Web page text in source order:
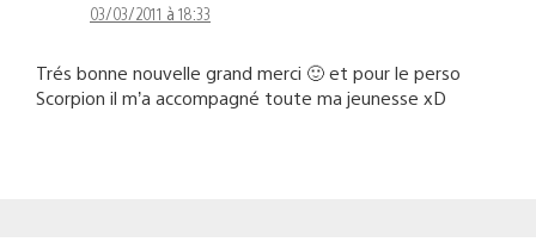
03/03/2011 à 18:33
Trés bonne nouvelle grand merci 🙂 et pour le perso
Scorpion il m’a accompagné toute ma jeunesse xD